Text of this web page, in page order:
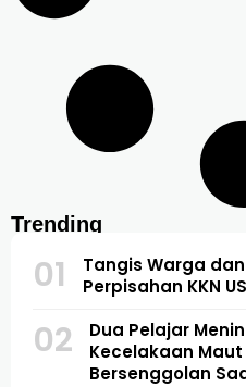
Trending
01
Tangis Warga
Perpisahan KKN
02
Dua Pelajar
Kecelakaan
Bersenggolan